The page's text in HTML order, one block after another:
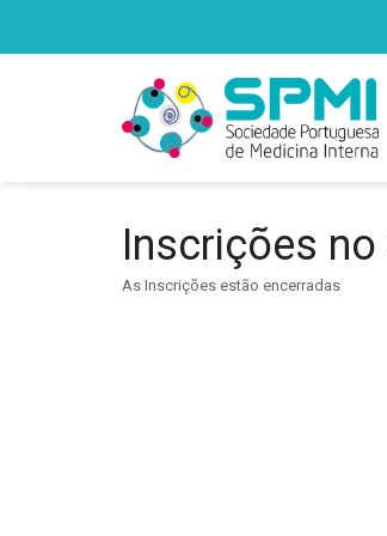
Inscrições
As Inscrições estão encerradas